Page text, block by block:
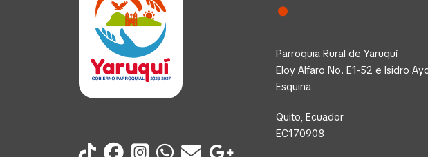
Parroquia Rural de Yaruquí
Eloy Alfaro No. E1-52 e Isidro
Esquina
Quito, Ecuador
EC170908